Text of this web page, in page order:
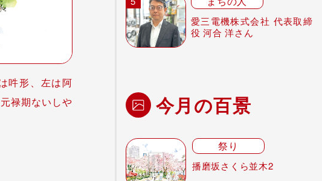
吽形、左は阿
禄期ないしや
愛三電機株式会社 代表取締
役 河合 洋さん
今月の百景
祭り
播磨坂さくら並木2